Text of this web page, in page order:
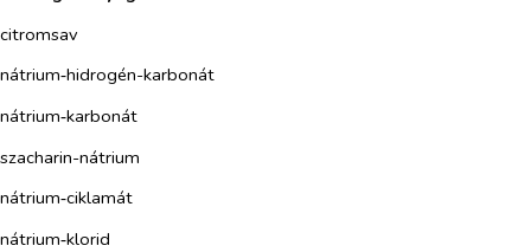
citromsav
nátrium‑hidrogén-karbonát
nátrium‑karbonát
szacharin-nátrium
nátrium‑ciklamát
nátrium‑klorid